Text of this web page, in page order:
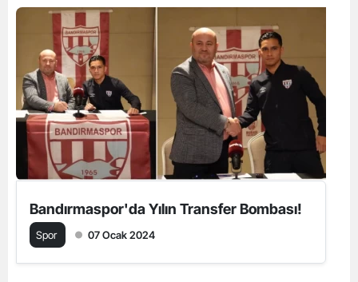
Bandırmaspor'da Yılın Transfer Bombası!
Spor 07 Ocak 2024